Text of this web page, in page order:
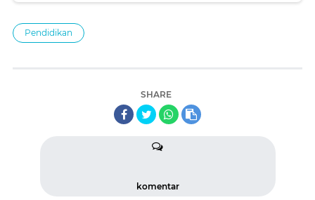
Pendidikan
SHARE
komentar